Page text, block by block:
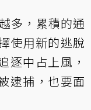
多，累積的通
使用新的逃脫
逐中占上風，
逮捕，也要面